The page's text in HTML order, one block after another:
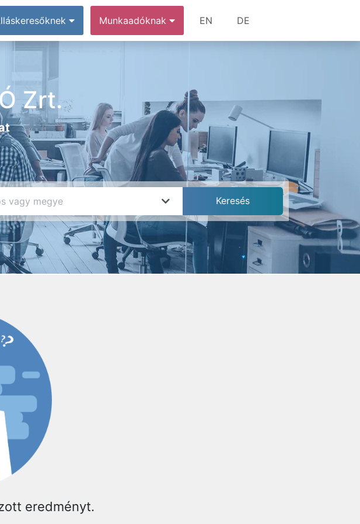
Munkaadóknak EN DE
Zrt.
eredményt.